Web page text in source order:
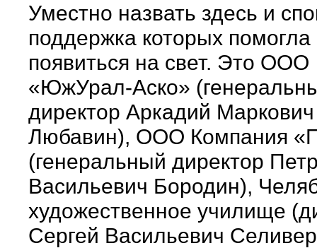
Уместно назвать здесь и
поддержка которых помогла
появиться на свет. Это ООО
«ЮжУрал-Аско»
директор Аркадий Маркович
Любавин), ООО Компания
(генеральный директор
Васильевич Бородин),
художественное училище
Сергей Васильевич